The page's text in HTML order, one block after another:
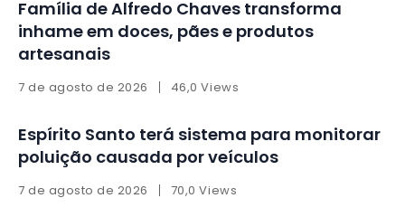
Família de Alfredo Chaves transforma
inhame em doces, pães e produtos
artesanais
7 de agosto de 2026 46,0 Views
Espírito Santo terá sistema para monitorar
poluição causada por veículos
7 de agosto de 2026 70,0 Views